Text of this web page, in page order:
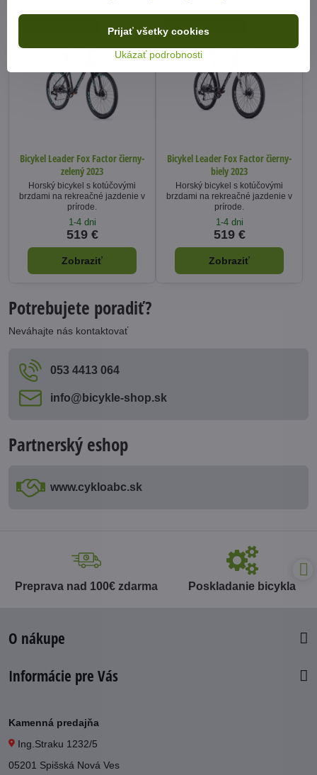
Bicykel Leader Fox Factor čierny-
zelený 2023
Horský bicykel s kotúčovými
brzdami na rekreačné jazdenie v
prírode.
1-4 dni
519 €
Zobraziť
Bicykel Leader Fox Factor čierny-
biely 2023
Horský bicykel s kotúčovými
brzdami na rekreačné jazdenie v
prírode.
1-4 dni
519 €
Zobraziť
Potrebujete poradiť?
Neváhajte nás kontaktovať
053 4413 064
info​@bicykle-shop​.sk
Partnerský eshop
www​.cykloabc​.sk
Preprava nad 100€ zdarma Poskladanie bicykla
O nákupe
Informácie pre Vás
Kamenná predajňa
Ing.Straku 1232/5
05201 Spišská Nová Ves
Ukázať podrobnosti
Prijať všetky cookies